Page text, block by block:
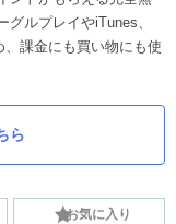
ルプレイやiTunes、
課金にも買い物にも使
ら
お気に入り